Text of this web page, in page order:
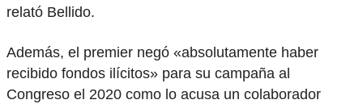
relató Bellido.
Además, el premier negó «absolutamente haber
recibido fondos ilícitos» para su campaña al
Congreso el 2020 como lo acusa un colaborador